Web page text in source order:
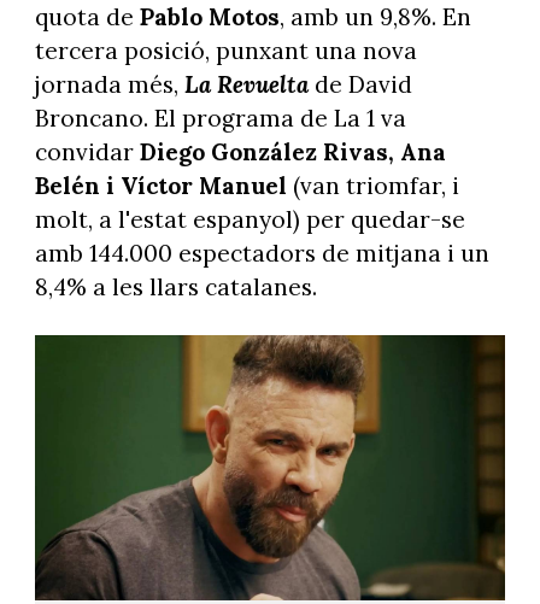
quota de Pablo Motos, amb un 9,8%. En
tercera posició, punxant una nova
jornada més, La Revueltade David
Broncano. El programa de La 1 va
convidar Diego González Rivas, Ana
Belén i Víctor Manuel (van triomfar, i
molt, a l'estat espanyol) per quedar-se
amb 144.000 espectadors de mitjana i un
8,4% a les llars catalanes.